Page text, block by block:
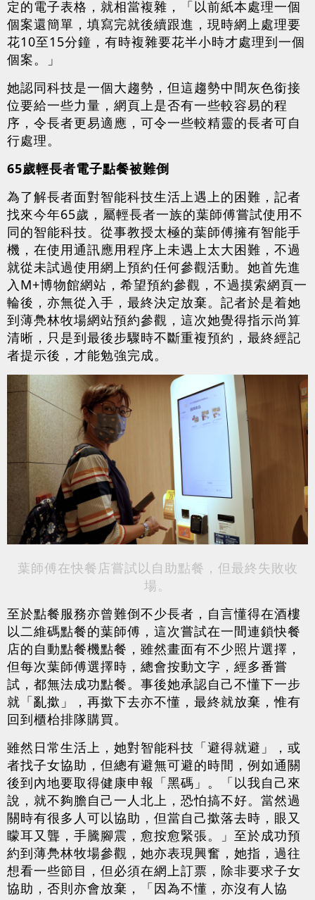
定的電子表格，就相當複雜，「以前紙本處理一個
個案還簡單，填寫完就後續跟進，現時網上處理要
花10至15分鐘，有時複雜要花半小時才處理到一個
個案。」
她認同科技是一個大趨勢，但這趨勢中間灰色銜接
位要給一些力量，網頁上是否有一些較容易的程
序，令長者更易適應，可令一些較精靈的長者可自
行處理。
65歲輕長者電子點餐被難倒
為了解長者面對智能科技生活上遇上的困難，記者
找來今年65歲，屬輕長者一族的葉師傅嘗試使用不
同的智能科技。從事教授太極的葉師傅擁有智能手
機，在使用通訊應用程序上未遇上太大困難，不過
就從未試過使用網上預約任何參觀活動。她首先進
入M+博物館網站，希望預約參觀，不過摸索網頁一
輪後，亦無從入手，最終決定放棄。記者於是着她
到薄鳧林牧場網站預約參觀，這次她覺得指示尚算
清晰，只是到最後步驟時不斷重複預約，最終經記
者提示後，才能勉強完成。
葉師傅在快餐店嘗試以自助點餐，但最終失敗收
場。
至於點餐服務亦曾難倒不少長者，自言懂得在酒樓
以二維碼點餐的葉師傅，這次嘗試在一間連鎖快餐
店的自動點餐機點餐，雖然畫面有不少照片選擇，
但每次葉師傅選擇時，總會按動文字，經多番嘗
試，都無法成功點餐。事後她承認自己不懂下一步
就「亂撳」，再撳下去亦不懂，最終就放棄，惟有
回到櫃枱排隊購買。
雖然日常生活上，她對智能科技「避得就避」，或
者找子女協助，但總有避無可避的時間，例如通關
後到內地要取得健康申報「黑碼」。「以我自己來
說，就不夠膽自己一人北上，恐怕搞不好。當然過
關時有很多人可以協助，但當自己撳落去時，眼又
矇耳又聾，手騰腳震，愈按愈緊張。」至於成功預
約到薄鳧林牧場參觀，她亦表現興奮，她指，過往
想看一些節目，但必須在網上訂票，除非要求子女
協助，否則亦會放棄，「因為不懂，亦沒有人協